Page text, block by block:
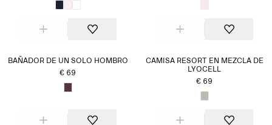
BAÑADOR DE UN SOLO HOMBRO
€ 69
CAMISA RESORT EN MEZCLA DE
LYOCELL
€ 69